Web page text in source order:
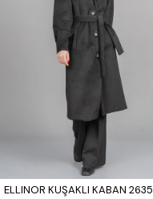
ELLINOR KUŞAKLI KABAN 2635